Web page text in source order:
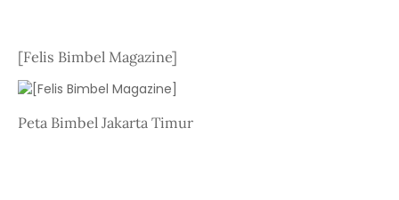
[Felis Bimbel Magazine]
Peta Bimbel Jakarta Timur